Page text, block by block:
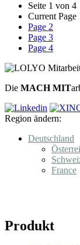
Seite 1 von 4
Current Page
Page 2
Page 3
Page 4
Die MACH MIT
Region ändern:
Deutschland
France
Produkt